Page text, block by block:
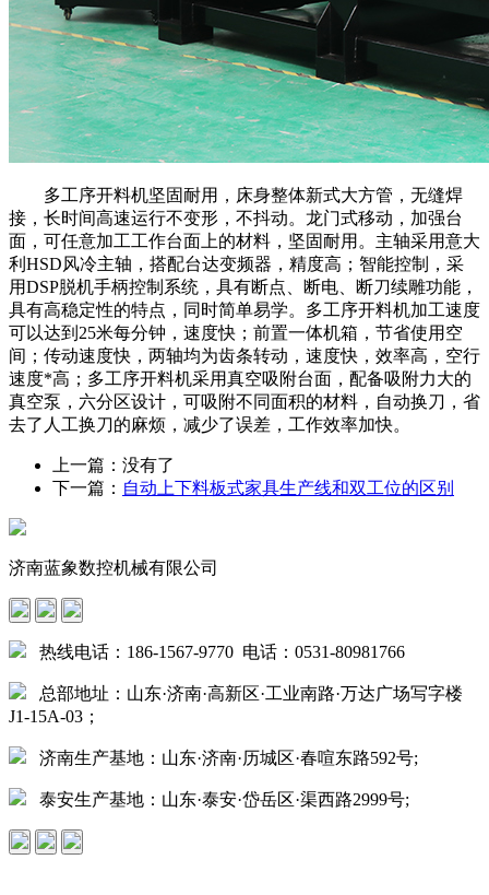
多工序开料机坚固耐用，床身整体新式大方管，无缝焊
接，长时间高速运行不变形，不抖动。龙门式移动，加强台
面，可任意加工工作台面上的材料，坚固耐用。主轴采用意大
利HSD风冷主轴，搭配台达变频器，精度高；智能控制，采
用DSP脱机手柄控制系统，具有断点、断电、断刀续雕功能，
具有高稳定性的特点，同时简单易学。多工序开料机加工速度
可以达到25米每分钟，速度快；前置一体机箱，节省使用空
间；传动速度快，两轴均为齿条转动，速度快，效率高，空行
速度*高；多工序开料机采用真空吸附台面，配备吸附力大的
真空泵，六分区设计，可吸附不同面积的材料，自动换刀，省
去了人工换刀的麻烦，减少了误差，工作效率加快。
上一篇：没有了
下一篇： 自动上下料板式家具生产线和双工位的区别
济南蓝象数控机械有限公司
热线电话：186-1567-9770 电话：0531-80981766
总部地址：山东·济南·高新区·工业南路·万达广场写字楼
J1-15A-03；
济南生产基地：山东·济南·历城区·春喧东路592号;
泰安生产基地：山东·泰安·岱岳区·渠西路2999号;